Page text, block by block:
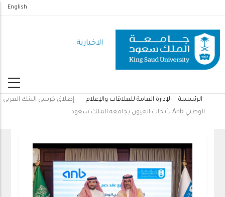
المحتوى
الرئيسي
English
الاخبارية
مسار
الرئيسية الإدارة العامة للعلاقات والإعلام
إطلاق كرسي البنك العربي
الوطني Anb لأبحاث العيون بجامعة الملك سعود